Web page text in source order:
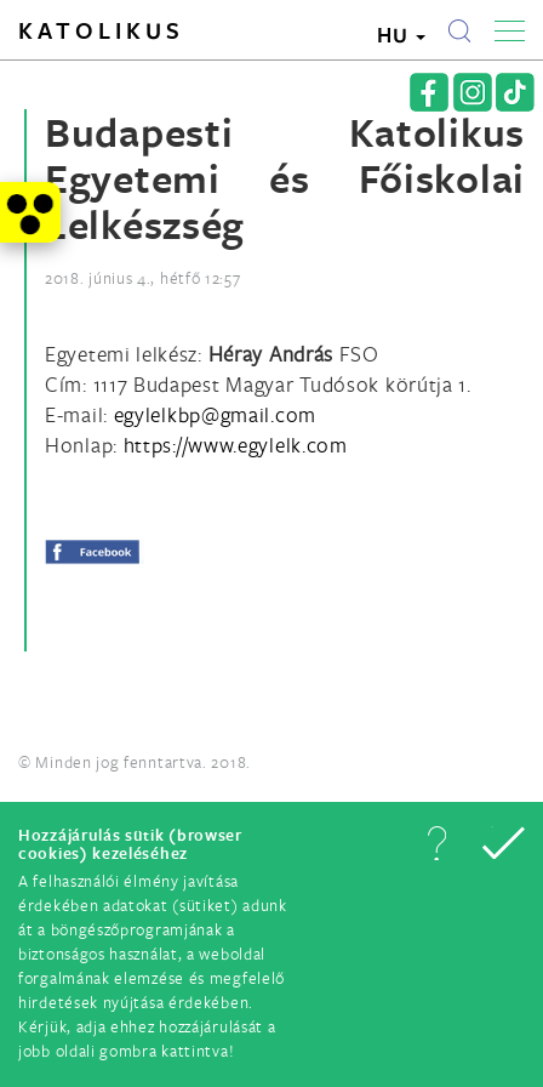
Hozzájárulás sütik (browser
cookies) kezeléséhez
A felhasználói élmény javítása
érdekében adatokat (sütiket) adunk
át a böngészőprogramjának a
biztonságos használat, a weboldal
forgalmának elemzése és megfelelő
hirdetések nyújtása érdekében.
Kérjük, adja ehhez hozzájárulását a
jobb oldali gombra kattintva!
KATOLIKUS HU
Budapesti Katolikus
Egyetemi és Főiskolai
Lelkészség
2018. június 4., hétfő 12:57
Egyetemi lelkész: Héray András FSO
Cím: 1117 Budapest Magyar Tudósok körútja 1.
E-mail:
Honlap: https://www.egylelk.com
© Minden jog fenntartva. 2018.